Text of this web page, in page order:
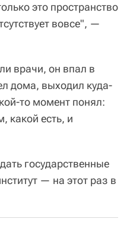
это пространство
вовсе", —
врачи, он впал в
дома, выходил куда-
то момент понял:
какой есть, и
государственные
— на этот раз в